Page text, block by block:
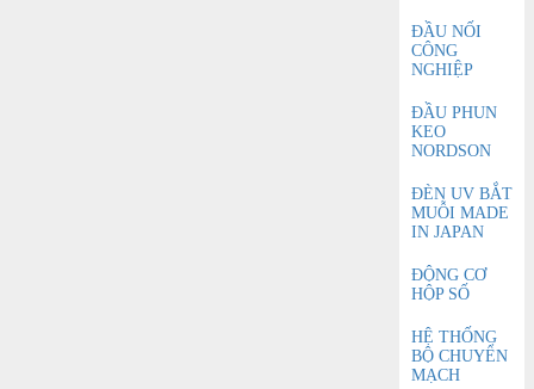
ĐẦU NỐI
CÔNG
NGHIỆP
ĐẦU PHUN
KEO
NORDSON
ĐÈN UV BẮT
MUỖI MADE
IN JAPAN
ĐỘNG CƠ
HỘP SỐ
HỆ THỐNG
BỘ CHUYỂN
MẠCH